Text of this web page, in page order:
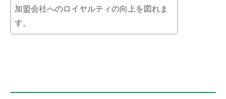
加盟会社へのロイヤルティの向上を図れま
す。